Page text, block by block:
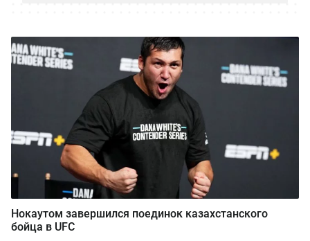
Нокаутом завершился поединок казахстанского
бойца в UFC